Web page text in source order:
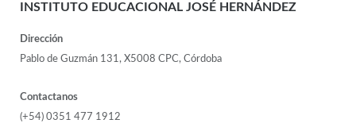
INSTITUTO EDUCACIONAL JOSÉ HERNÁNDEZ
Dirección
Pablo de Guzmán 131, X5008 CPC, Córdoba
Contactanos
(+54) 0351 477 1912